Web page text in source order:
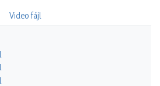
Video fájl